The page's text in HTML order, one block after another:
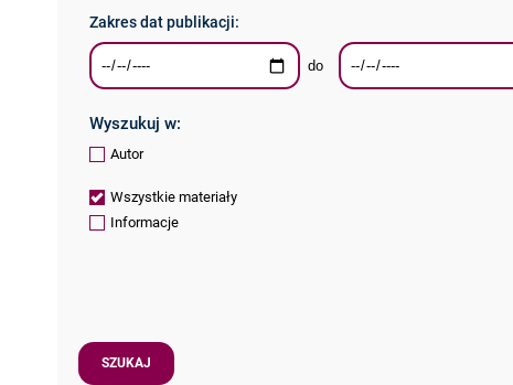
wyszukuj w:
Autor
Wszystkie materiały
Informacje